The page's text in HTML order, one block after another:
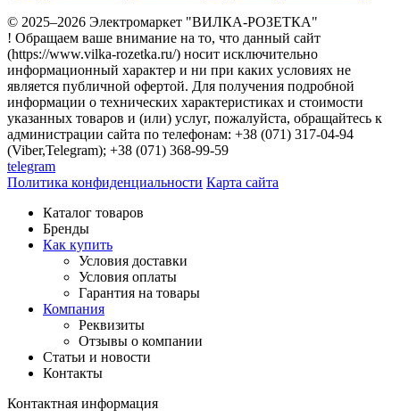
© 2025–2026 Электромаркет "ВИЛКА-РОЗЕТКА"
! Обращаем ваше внимание на то, что данный сайт
(https://www.vilka-rozetka.ru/) носит исключительно
информационный характер и ни при каких условиях не
является публичной офертой. Для получения подробной
информации о технических характеристиках и стоимости
указанных товаров и (или) услуг, пожалуйста, обращайтесь к
администрации сайта по телефонам: +38 (071) 317-04-94
(Viber,Telegram); +38 (071) 368-99-59
telegram
Политика конфиденциальности Карта сайта
Каталог товаров
Бренды
Как купить
Условия доставки
Условия оплаты
Гарантия на товары
Компания
Реквизиты
Отзывы о компании
Статьи и новости
Контакты
Контактная информация